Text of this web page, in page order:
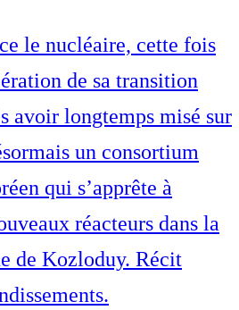
le nucléaire, cette fois
de sa transition
avoir longtemps misé sur
un consortium
qui s’apprête à
réacteurs dans la
de Kozloduy. Récit